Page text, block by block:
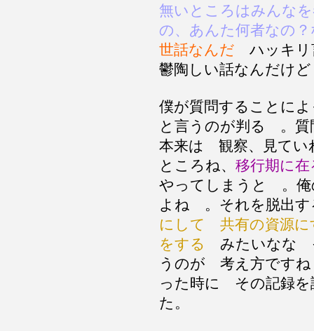
無いところはみんな
の、あんた何者なの
世話なんだ ハッキ
鬱陶しい話なんだ
僕が質問することに
と言うのが判る 。質
本来は 観察、見て
ところね、 移行期に
やってしまうと 。
よね 。それを脱出
にして 共有の資源
をする みたいなな
うのが 考え方です
った時に その記録
た。